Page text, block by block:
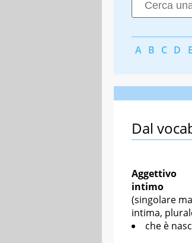
A B C D E
Dal
Aggettivo
intimo
(singolare
intima,
che è